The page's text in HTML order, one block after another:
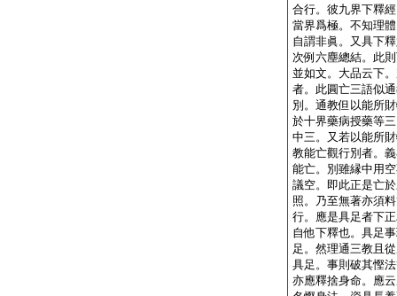
合行。彼九界下釋
當界爲極。不知理
自謂非眞。又具下
次例六塵總結。此
並如文。大品云下
者。此圓亡三語似
別。通教但以能所
於十界藥病授藥等
中三。又若以能所
教能亡觀行別者。
能亡。別雖縁中用
議空。即此正是亡
照。乃至無著亦須
行。應是具足者下
自他下釋也。具足
足。然理通三教且
具足。事則破其慳
亦應釋捨身命。應